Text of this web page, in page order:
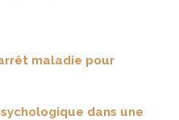
maladie pour
dans une